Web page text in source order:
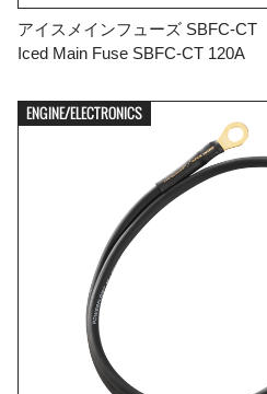
アイスメインフューズ SBFC-CT
Iced Main Fuse SBFC-CT 120A
ENGINE/ELECTRONICS